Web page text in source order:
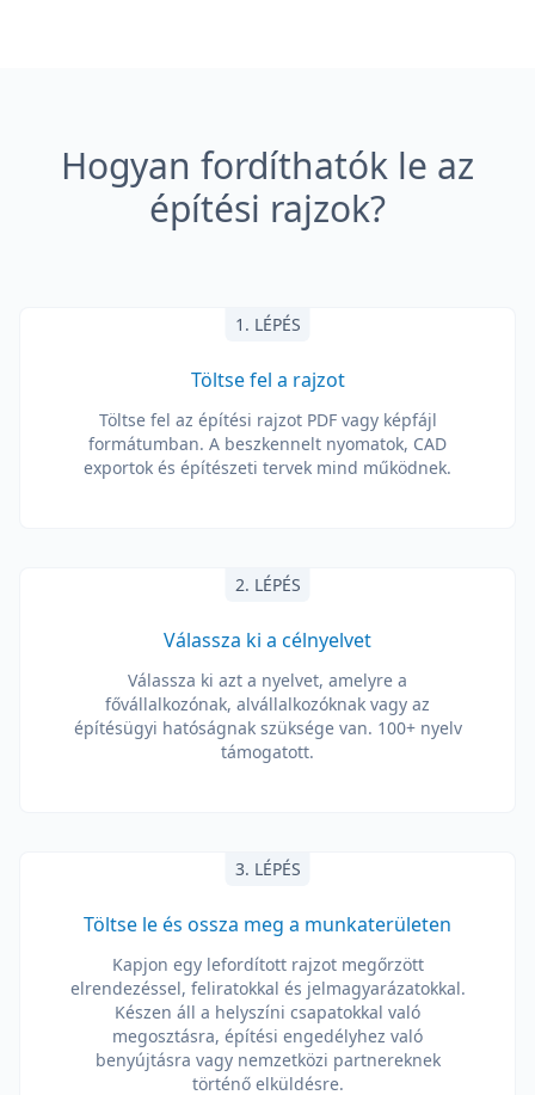
Hogyan fordíthatók le az
építési rajzok?
1. LÉPÉS
Töltse fel a rajzot
Töltse fel az építési rajzot PDF vagy képfájl
formátumban. A beszkennelt nyomatok, CAD
exportok és építészeti tervek mind működnek.
2. LÉPÉS
Válassza ki a célnyelvet
Válassza ki azt a nyelvet, amelyre a
fővállalkozónak, alvállalkozóknak vagy az
építésügyi hatóságnak szüksége van. 100+ nyelv
támogatott.
3. LÉPÉS
Töltse le és ossza meg a munkaterületen
Kapjon egy lefordított rajzot megőrzött
elrendezéssel, feliratokkal és jelmagyarázatokkal.
Készen áll a helyszíni csapatokkal való
megosztásra, építési engedélyhez való
benyújtásra vagy nemzetközi partnereknek
történő elküldésre.